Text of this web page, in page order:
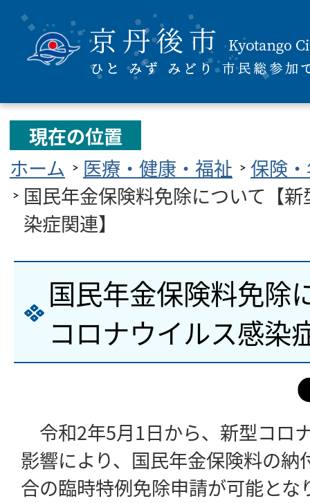
現在の位置
ホーム
医療・健康・福祉
保険
国民年金保険料免除について【
染症関連】
国民年金保険料免除
コロナウイルス感染
令和2年5月1日から、新型コロ
影響により、国民年金保険料の納
合の臨時特例免除申請が可能とな